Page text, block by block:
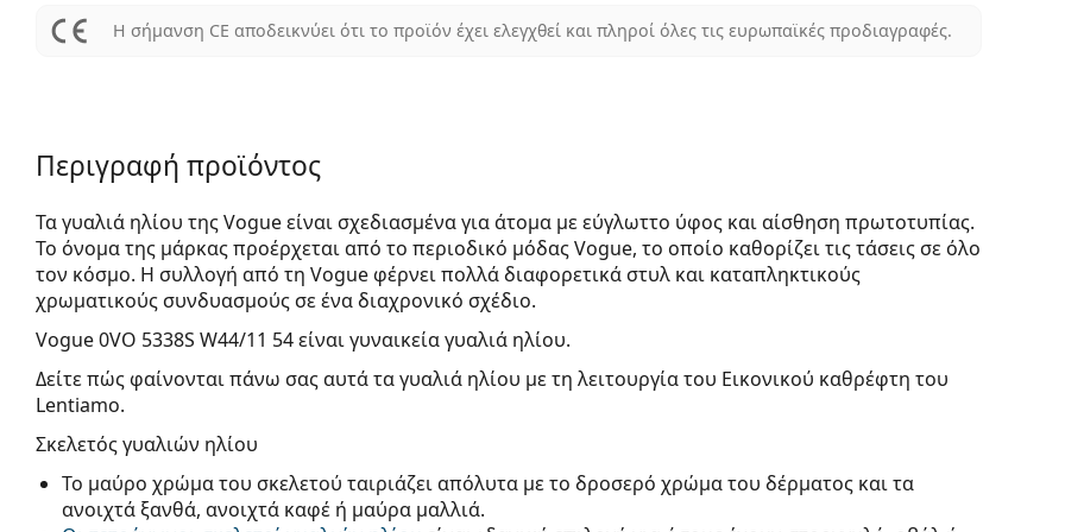
Η σήμανση CE αποδεικνύει ότι το προϊόν έχει ελεγχθεί και πληροί όλες τις ευρωπαϊκές προδιαγραφές.
Περιγραφή προϊόντος
Τα γυαλιά ηλίου της Vogue είναι σχεδιασμένα για άτομα με εύγλωττο ύφος και αίσθηση πρωτοτυπίας.
Το όνομα της μάρκας προέρχεται από το περιοδικό μόδας Vogue, το οποίο καθορίζει τις τάσεις σε όλο
τον κόσμο. Η συλλογή από τη Vogue φέρνει πολλά διαφορετικά στυλ και καταπληκτικούς
χρωματικούς συνδυασμούς σε ένα διαχρονικό σχέδιο.
Vogue 0VO 5338S W44/11 54είναι γυναικεία γυαλιά ηλίου.
Δείτε πώς φαίνονται πάνω σας αυτά τα γυαλιά ηλίου με τη λειτουργία του Εικονικού καθρέφτη του
Lentiamo.
Σκελετός γυαλιών ηλίου
Το μαύρο χρώμα του σκελετού ταιριάζει απόλυτα με το δροσερό χρώμα του δέρματος και τα
ανοιχτά ξανθά, ανοιχτά καφέ ή μαύρα μαλλιά.